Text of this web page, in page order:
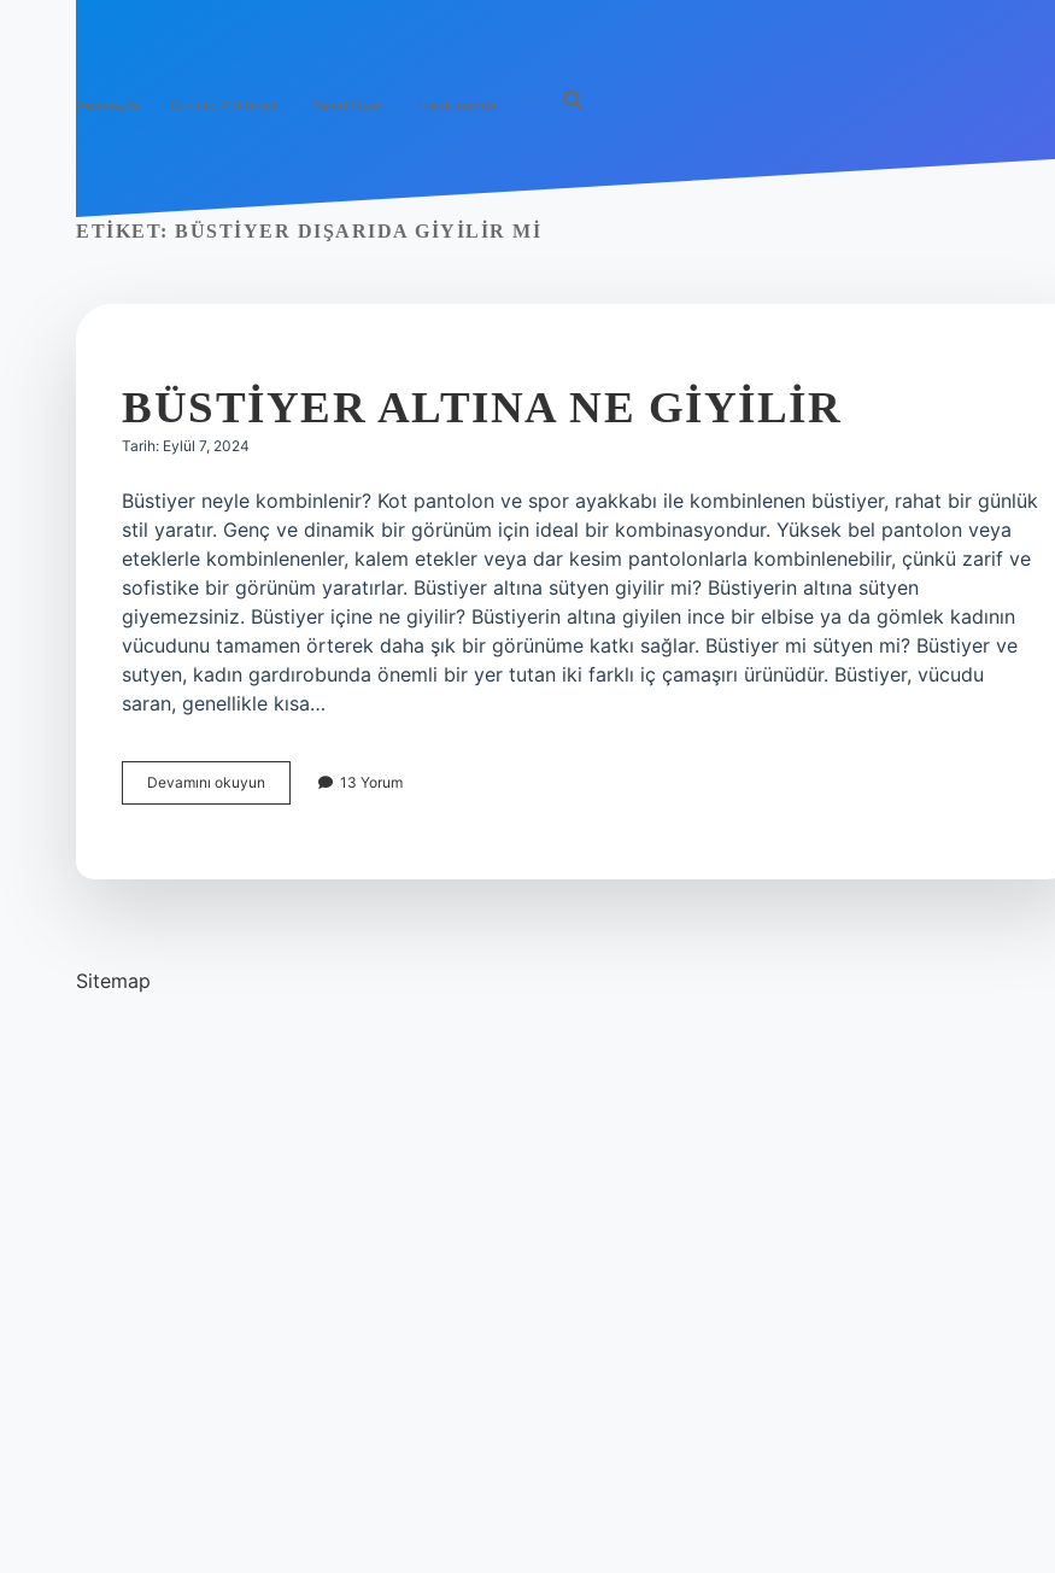
Anasayfa Gizlilik Politikası Yasal Uyarı Hakkımızda
ETIKET: BÜSTIYER DIŞARIDA GIYILIR MI
BÜSTIYER ALTINA NE GIYILIR
Tarih: Eylül 7, 2024
Büstiyer neyle kombinlenir? Kot pantolon ve spor ayakkabı ile kombinlenen büstiyer, rahat bir günlük
stil yaratır. Genç ve dinamik bir görünüm için ideal bir kombinasyondur. Yüksek bel pantolon veya
eteklerle kombinlenenler, kalem etekler veya dar kesim pantolonlarla kombinlenebilir, çünkü zarif ve
sofistike bir görünüm yaratırlar. Büstiyer altına sütyen giyilir mi? Büstiyerin altına sütyen
giyemezsiniz. Büstiyer içine ne giyilir? Büstiyerin altına giyilen ince bir elbise ya da gömlek kadının
vücudunu tamamen örterek daha şık bir görünüme katkı sağlar. Büstiyer mi sütyen mi? Büstiyer ve
sutyen, kadın gardırobunda önemli bir yer tutan iki farklı iç çamaşırı ürünüdür. Büstiyer, vücudu
saran, genellikle kısa…
Devamını okuyun Büstiyer
Altına
13 Yorum
Sitemap